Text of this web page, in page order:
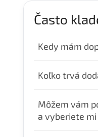
Často
Kedy mám
Dopravu zdarma
Koľko trvá
Objednávky
ešte v ten deň.
48 hodín.
Môžem vám
a vyberiete